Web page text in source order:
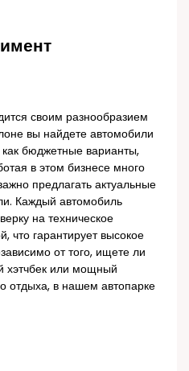
своим разнообразием
вы найдете автомобили
бюджетные варианты,
в этом бизнесе много
предлагать актуальные
Каждый автомобиль
на техническое
что гарантирует высокое
от того, ищете ли
хэтчбек или мощный
отдыха, в нашем автопарке